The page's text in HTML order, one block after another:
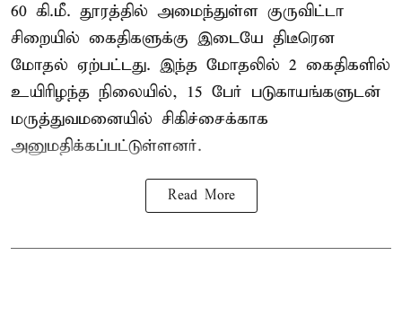
60 கி.மீ. தூரத்தில் அமைந்துள்ள குருவிட்டா
சிறையில் கைதிகளுக்கு இடையே திடீரென
மோதல் ஏற்பட்டது. இந்த மோதலில் 2 கைதிகளில்
உயிரிழந்த நிலையில், 15 பேர் படுகாயங்களுடன்
மருத்துவமனையில் சிகிச்சைக்காக
அனுமதிக்கப்பட்டுள்ளனர்.
Read More